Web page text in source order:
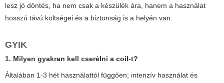
lesz jó döntés, ha nem csak a készülék ára, hanem a használat
hosszú távú költségei és a biztonság is a helyén van.
GYIK
1. Milyen gyakran kell cserélni a coil-t?
Általában 1-3 hét használattól függően; intenzív használat és